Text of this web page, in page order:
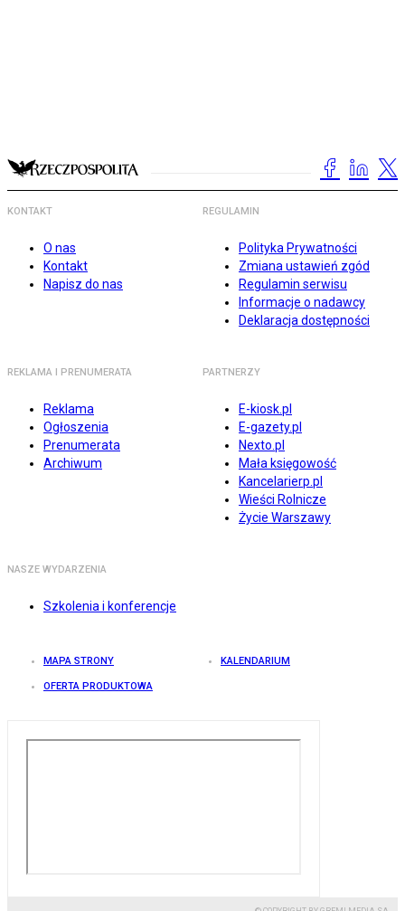
KONTAKT
O nas
Kontakt
Napisz do nas
REGULAMIN
Polityka Prywatności
Zmiana ustawień zgód
Regulamin serwisu
Informacje o nadawcy
Deklaracja dostępności
REKLAMA I PRENUMERATA
Reklama
Ogłoszenia
Prenumerata
Archiwum
PARTNERZY
E-kiosk.pl
E-gazety.pl
Nexto.pl
Mała księgowość
Kancelarierp.pl
Wieści Rolnicze
Życie Warszawy
NASZE WYDARZENIA
Szkolenia i konferencje
MAPA STRONY KALENDARIUM
OFERTA PRODUKTOWA